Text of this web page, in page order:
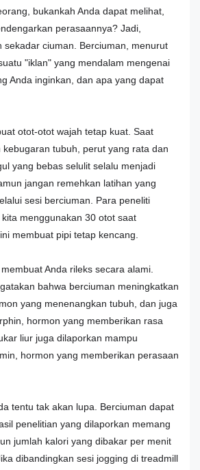
bukankah Anda dapat melihat,
perasaannya? Jadi,
sekadar ciuman. Berciuman, menurut
"iklan" yang mendalam mengenai
Anda inginkan, dan apa yang dapat
otot-otot wajah tetap kuat. Saat
kebugaran tubuh, perut yang rata dan
yang bebas selulit selalu menjadi
jangan remehkan latihan yang
sesi berciuman. Para peneliti
menggunakan 30 otot saat
membuat pipi tetap kencang.
Anda rileks secara alami.
bahwa berciuman meningkatkan
yang menenangkan tubuh, dan juga
hormon yang memberikan rasa
liur juga dilaporkan mampu
hormon yang memberikan perasaan
tentu tak akan lupa. Berciuman dapat
penelitian yang dilaporkan memang
jumlah kalori yang dibakar per menit
dibandingkan sesi jogging di treadmill